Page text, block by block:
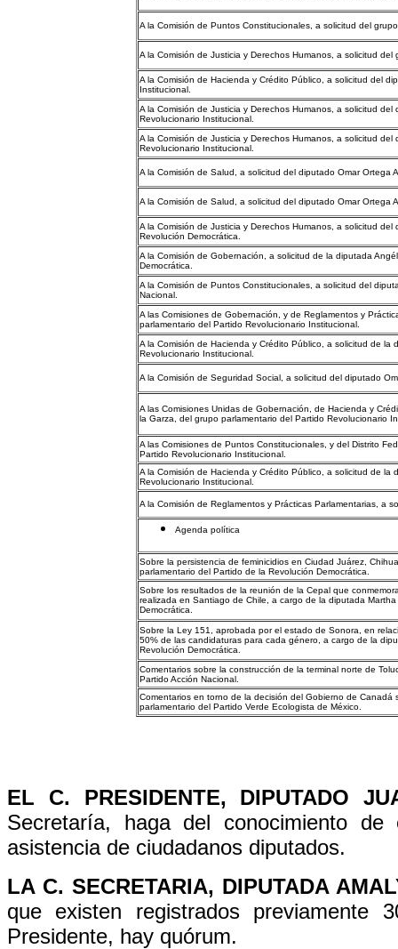
A la Comisión de Puntos Constitucionales, a solicitud del
A la Comisión de Justicia y Derechos Humanos, a solicitud
A la Comisión de Hacienda y Crédito Público, a solicitud del
Institucional.
A la Comisión de Justicia y Derechos Humanos, a solicitud
Revolucionario Institucional.
A la Comisión de Justicia y Derechos Humanos, a solicitud
Revolucionario Institucional.
A la Comisión de Salud, a solicitud del diputado Omar Ortega
A la Comisión de Salud, a solicitud del diputado Omar Ortega
A la Comisión de Justicia y Derechos Humanos, a solicitud
Revolución Democrática.
A la Comisión de Gobernación, a solicitud de la diputada
Democrática.
A la Comisión de Puntos Constitucionales, a solicitud del
Nacional.
A las Comisiones de Gobernación, y de Reglamentos y
parlamentario del Partido Revolucionario Institucional.
A la Comisión de Hacienda y Crédito Público, a solicitud de
Revolucionario Institucional.
A la Comisión de Seguridad Social, a solicitud del diputado
A las Comisiones Unidas de Gobernación, de Hacienda y
la Garza, del grupo parlamentario del Partido Revolucionario
A las Comisiones de Puntos Constitucionales, y del Distrito
Partido Revolucionario Institucional.
A la Comisión de Hacienda y Crédito Público, a solicitud de
Revolucionario Institucional.
A la Comisión de Reglamentos y Prácticas Parlamentarias, a
Agenda política
Sobre la persistencia de feminicidios en Ciudad Juárez,
parlamentario del Partido de la Revolución Democrática.
Sobre los resultados de la reunión de la Cepal que
realizada en Santiago de Chile, a cargo de la diputada
Democrática.
Sobre la Ley 151, aprobada por el estado de Sonora, en
50% de las candidaturas para cada género, a cargo de la
Revolución Democrática.
Comentarios sobre la construcción de la terminal norte de
Partido Acción Nacional.
Comentarios en torno de la decisión del Gobierno de
parlamentario del Partido Verde Ecologista de México.
EL C. PRESIDENTE, DIPUTADO
Secretaría, haga del conocimiento
asistencia de ciudadanos diputados.
LA C. SECRETARIA, DIPUTADA
que existen registrados previamente
Presidente, hay quórum.